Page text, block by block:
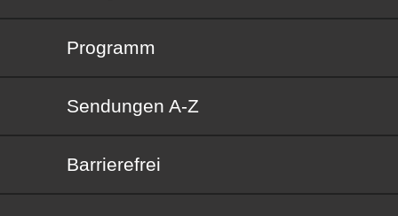
Programm
Sendungen von A bis Z
Sendungen A-Z
Barrierefrei
Barrierefrei